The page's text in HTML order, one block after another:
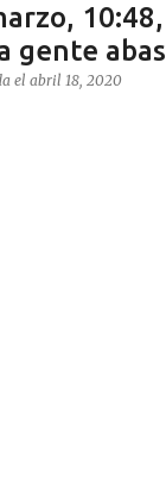
gente
el abril 18, 2020